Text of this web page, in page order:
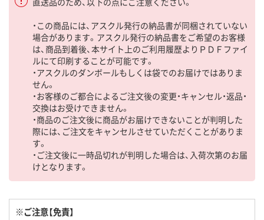
・この商品には、アスクル発行の納品書が同梱されていない
場合があります。アスクル発行の納品書をご希望のお客様
は、商品到着後、本サイト上のご利用履歴よりＰＤＦファイ
ルにて印刷することが可能です。
・アスクルのダンボールもしくは袋でのお届けではありま
せん。
・お客様のご都合によるご注文後の変更・キャンセル・返品・
交換はお受けできません。
・商品のご注文後に商品がお届けできないことが判明した
際には、ご注文をキャンセルさせていただくことがありま
す。
・ご注文後に一時品切れが判明した場合は、入荷次第のお届
けとなります。
※ご注意【免責】